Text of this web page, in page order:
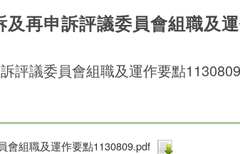
再申訴評議委員會組職及
評議委員會組職及運作要點1130809
會組職及運作要點1130809.pdf